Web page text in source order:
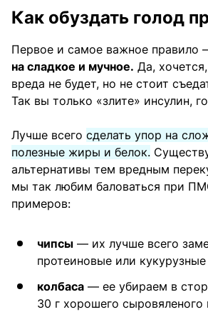
Как обуздать голод
Первое и самое важное правило
на сладкое и мучное. Да,
вреда не будет, но не стоит
Так вы только «злите» инсулин,
Лучше всего сделать упор на
полезные жиры и белок.
альтернативы тем вредным
мы так любим баловаться при
примеров:
чипсы — их лучше всего
протеиновые или
колбаса — ее убираем в
30 г хорошего